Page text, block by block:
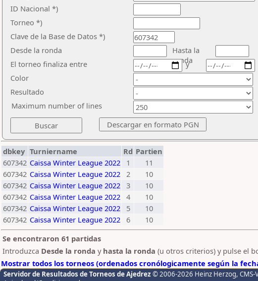
ID Nacional *)
Torneo *)
Clave de la Base de Datos *)
Desde la ronda
Hasta la
ronda
El torneo finaliza entre
Color
Resultado
y
Maximum number of lines
dbkey Turniername Rd Partien
607342 Caissa Winter League 2022 1
11
607342 Caissa Winter League 2022 2
10
607342 Caissa Winter League 2022 3
10
607342 Caissa Winter League 2022 4
10
607342 Caissa Winter League 2022 5
10
607342 Caissa Winter League 2022 6
10
Se encontraron 61 partidas
Introduzca Desde la ronda y hasta la ronda (u otros criterios) y pulse el
Mostrar todos los torneos (ordenados cronólogicamente según la
Servidor de Resultados de Torneos de Ajedrez © 2006-2026 Heinz Herzog,